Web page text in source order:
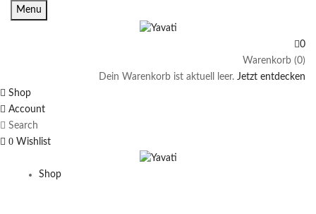
Menu
0
Warenkorb (0)
Dein Warenkorb ist aktuell leer. Jetzt entdecken
Shop
Account
Search
0 Wishlist
Shop